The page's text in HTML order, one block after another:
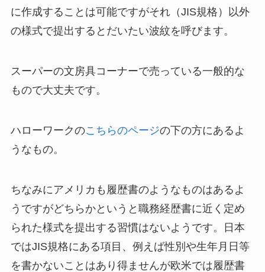
に作成することは可能ですがそれ（JIS規格）以外
の様式で提出するとだいたい波紋を呼びます。
スーパーの文房具コーナーで売っている一般的な
もので大丈夫です。
ハローワークのこちらのページの下の方にあるよ
うなもの。
ちなみにアメリカも履歴書のようなものはあるよ
うですがどちらかというと職務経歴書に近く定め
られた様式を提出する習慣はないようです。日本
ではJIS規格にある項目、例えば性別や生年月日等
を書かないことはあり得ませんが欧米では履歴書